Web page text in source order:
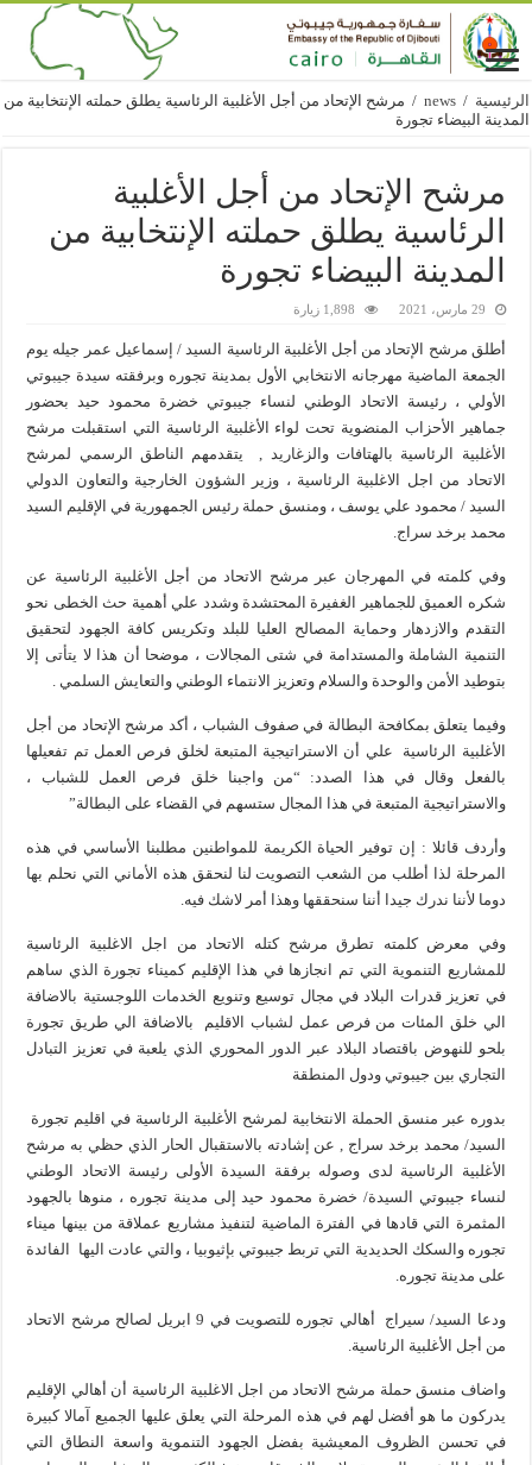
الرئيسية /
news
/ مرشح الإتحاد من أجل الأغلبية الرئاسية يطلق حملته الإنتخابية من
المدينة البيضاء تجورة
مرشح الإتحاد من أجل الأغلبية
الرئاسية يطلق حملته الإنتخابية من
المدينة البيضاء تجورة
29 مارس، 2021 1,898 زيارة
أطلق مرشح الإتحاد من أجل الأغلبية الرئاسية السيد / إسماعيل عمر جيله يوم
الجمعة الماضية مهرجانه الانتخابي الأول بمدينة تجوره وبرفقته سيدة جيبوتي
الأولي ، رئيسة الاتحاد الوطني لنساء جيبوتي خضرة محمود حيد بحضور
جماهير الأحزاب المنضوية تحت لواء الأغلبية الرئاسية التي استقبلت مرشح
الأغلبية الرئاسية بالهتافات والزغاريد , يتقدمهم الناطق الرسمي لمرشح
الاتحاد من اجل الاغلبية الرئاسية ، وزير الشؤون الخارجية والتعاون الدولي
السيد / محمود علي يوسف ، ومنسق حملة رئيس الجمهورية في الإقليم السيد
محمد برخد سراج.
وفي كلمته في المهرجان عبر مرشح الاتحاد من أجل الأغلبية الرئاسية عن
شكره العميق للجماهير الغفيرة المحتشدة وشدد علي أهمية حث الخطى نحو
التقدم والازدهار وحماية المصالح العليا للبلد وتكريس كافة الجهود لتحقيق
التنمية الشاملة والمستدامة في شتى المجالات ، موضحا أن هذا لا يتأتى إلا
بتوطيد الأمن والوحدة والسلام وتعزيز الانتماء الوطني والتعايش السلمي .
وفيما يتعلق بمكافحة البطالة في صفوف الشباب ، أكد مرشح الإتحاد من أجل
الأغلبية الرئاسية علي أن الاستراتيجية المتبعة لخلق فرص العمل تم تفعيلها
بالفعل وقال في هذا الصدد: “من واجبنا خلق فرص العمل للشباب ،
والاستراتيجية المتبعة في هذا المجال ستسهم في القضاء على البطالة”
وأردف قائلا : إن توفير الحياة الكريمة للمواطنين مطلبنا الأساسي في هذه
المرحلة لذا أطلب من الشعب التصويت لنا لنحقق هذه الأماني التي نحلم بها
دوما لأننا ندرك جيدا أننا سنحققها وهذا أمر لاشك فيه.
وفي معرض كلمته تطرق مرشح كتله الاتحاد من اجل الاغلبية الرئاسية
للمشاريع التنموية التي تم انجازها في هذا الإقليم كميناء تجورة الذي ساهم
في تعزيز قدرات البلاد في مجال توسيع وتنويع الخدمات اللوجستية بالاضافة
الي خلق المئات من فرص عمل لشباب الاقليم بالاضافة الي طريق تجورة
بلحو للنهوض باقتصاد البلاد عبر الدور المحوري الذي يلعبة في تعزيز التبادل
التجاري بين جيبوتي ودول المنطقة
بدوره عبر منسق الحملة الانتخابية لمرشح الأغلبية الرئاسية في اقليم تجورة
السيد/ محمد برخد سراج , عن إشادته بالاستقبال الحار الذي حظي به مرشح
الأغلبية الرئاسية لدى وصوله برفقة السيدة الأولى رئيسة الاتحاد الوطني
لنساء جيبوتي السيدة/ خضرة محمود حيد إلى مدينة تجوره ، منوها بالجهود
المثمرة التي قادها في الفترة الماضية لتنفيذ مشاريع عملاقة من بينها ميناء
تجوره والسكك الحديدية التي تربط جيبوتي بإثيوبيا ، والتي عادت اليها الفائدة
على مدينة تجوره.
ودعا السيد/ سيراج أهالي تجوره للتصويت في 9 ابريل لصالح مرشح الاتحاد
من أجل الأغلبية الرئاسية.
واضاف منسق حملة مرشح الاتحاد من اجل الاغلبية الرئاسية أن أهالي الإقليم
يدركون ما هو أفضل لهم في هذه المرحلة التي يعلق عليها الجميع آمالا كبيرة
في تحسن الظروف المعيشية بفضل الجهود التنموية واسعة النطاق التي